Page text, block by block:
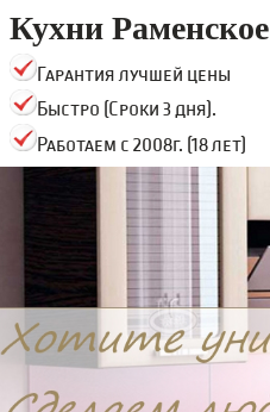
Кухни Раменское
Гарантия лучшей цены
Быстро (Сроки 3 дня).
Работаем с 2008г. (18 лет)